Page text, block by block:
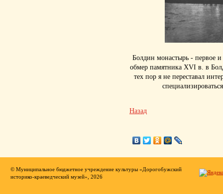
Болдин монастырь - первое
обмер памятника XVI в. в
тех пор я не переставал
Назад
© Муниципальное бюджетное учреждение культуры «Дорогобужский
историко-краеведческий музей», 2026